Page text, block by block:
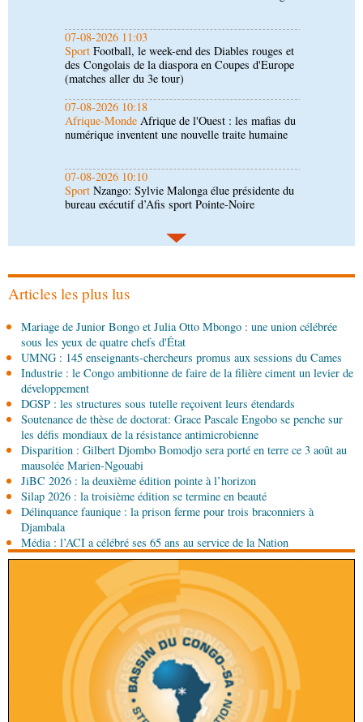
07-08-2026 10:18
Afrique-MondeAfrique de l'Ouest : les mafias du
numérique inventent une nouvelle traite humaine
07-08-2026 10:10
SportNzango: Sylvie Malonga élue présidente du
bureau exécutif d’Afis sport Pointe-Noire
06-08-2026 16:30
SociétéDiaspora : rencontre des Congolais de
l'étranger à Brazzaville
06-08-2026 15:30
lance la deuxième édition de la Grande foire
agricole du Congo
SociétéUMNG : 145 enseignants-chercheurs
promus aux sessions du Cames
06-08-2026 15:00
ÉconomieDeuxième édition de la Gfac : le défi
d’offrir à la nation des produits alimentaires de
qualité
06-08-2026 15:00
SociétéProjet PSIPJ : des formateurs en
apprentissage
Art-Culture-Média9e Grande rentrée littéraire de
Kinshasa : le Congo à l'honneur
Articles les plus lus
Mariage de Junior Bongo et Julia Otto Mbongo : une union célébrée
sous les yeux de quatre chefs d'État
UMNG : 145 enseignants-chercheurs promus aux sessions du Cames
Industrie : le Congo ambitionne de faire de la filière ciment un levier de
développement
DGSP : les structures sous tutelle reçoivent leurs étendards
Soutenance de thèse de doctorat: Grace Pascale Engobo se penche sur
les défis mondiaux de la résistance antimicrobienne
Disparition : Gilbert Djombo Bomodjo sera porté en terre ce 3 août au
mausolée Marien-Ngouabi
JiBC 2026 : la deuxième édition pointe à l’horizon
Silap 2026 : la troisième édition se termine en beauté
Délinquance faunique : la prison ferme pour trois braconniers à
Djambala
Média : l’ACI a célébré ses 65 ans au service de la Nation